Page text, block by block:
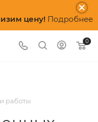
цену! Подробнее
0
работы